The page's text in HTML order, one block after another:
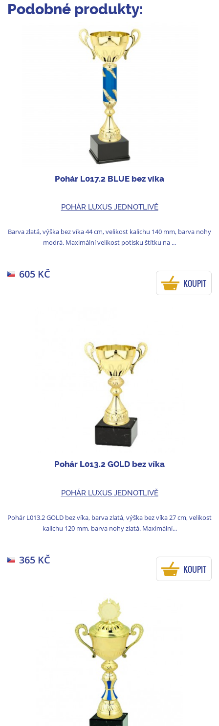
Podobné produkty:
Pohár L017.2 BLUE bez víka
POHÁR LUXUS JEDNOTLIVĚ
Barva zlatá, výška bez víka 44 cm, velikost kalichu 140 mm, barva nohy
modrá. Maximální velikost potisku štítku na ...
605 KČ
KOUPIT
Pohár L013.2 GOLD bez víka
POHÁR LUXUS JEDNOTLIVĚ
Pohár L013.2 GOLD bez víka, barva zlatá, výška bez víka 27 cm, velikost
kalichu 120 mm, barva nohy zlatá. Maximální...
365 KČ
KOUPIT